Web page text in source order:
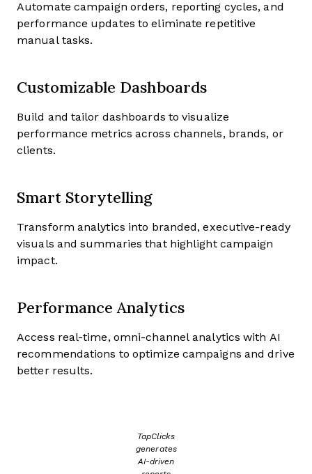
Automate campaign orders, reporting cycles, and
performance updates to eliminate repetitive
manual tasks.
Customizable Dashboards
Build and tailor dashboards to visualize
performance metrics across channels, brands, or
clients.
Smart Storytelling
Transform analytics into branded, executive-ready
visuals and summaries that highlight campaign
impact.
Performance Analytics
Access real-time, omni-channel analytics with AI
recommendations to optimize campaigns and drive
better results.
TapClicks
generates
AI-driven